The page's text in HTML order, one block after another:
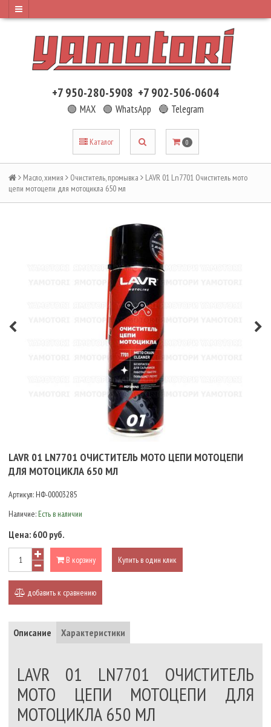
+7 950-280-5908 +7 902-506-0604
🟢 MAX 🟢 WhatsApp 🔵 Telegram
Каталог 0
Масло, химия Очиститель, промывка
LAVR 01 Ln7701 Очиститель мото
цепи мотоцепи для мотоцикла 650 мл
LAVR 01 LN7701 ОЧИСТИТЕЛЬ МОТО ЦЕПИ МОТОЦЕПИ
ДЛЯ МОТОЦИКЛА 650 МЛ
Артикул: НФ-00003285
Наличие: Есть в наличии
Цена: 600 руб.
В корзину Купить в один клик
добавить к сравнению
Описание Характеристики
LAVR 01 LN7701 ОЧИСТИТЕЛЬ
МОТО ЦЕПИ МОТОЦЕПИ ДЛЯ
МОТОЦИКЛА 650 МЛ